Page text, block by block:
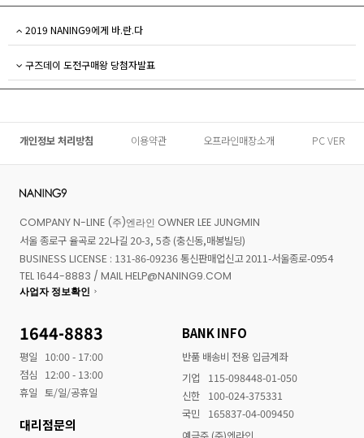
2019 NANING9에게 바.란.다
구즈데이 도전구매왕 당첨자발표
개인정보 처리방침 이용약관 오프라인매장소개 PC VER
COMPANY N-LINE (주)엔라인 OWNER LEE JUNGMIN
서울 종로구 율곡로 22나길 20-3, 5층 (충신동,매봉빌딩)
BUSINESS LICENSE : 131-86-09236 통신판매업신고 2011-서울종로-0954
TEL 1644-8883 / MAIL HELP@NANING9.COM
사업자 정보확인
1644-8883
평일
10:00 - 17:00
점심
12:00 - 13:00
휴일 토/일/공휴일
대리점문의
BANK INFO
반품 배송비 전용 입금계좌
기업
115-098448-01-050
신한
100-024-375331
국민
165837-04-009450